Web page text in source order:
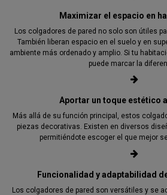
Maximizar el espacio en
Los colgadores de pared no solo son útiles
También liberan espacio en el suelo y en
ambiente más ordenado y amplio. Si tu
puede marcar la
Aportar un toque estético
Más allá de su función principal, estos
piezas decorativas. Existen en diversos
permitiéndote escoger el que mejor
Funcionalidad y adaptabilidad
Los colgadores de pared son versátiles y se